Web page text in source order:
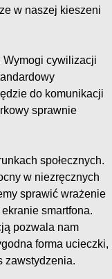
w naszej kieszeni
Wymogi cywilizacji
do komunikacji
sprawnie
społecznych.
w niezręcznych
sprawić wrażenie
smartfona.
pozwala nam
forma ucieczki,
zawstydzenia.